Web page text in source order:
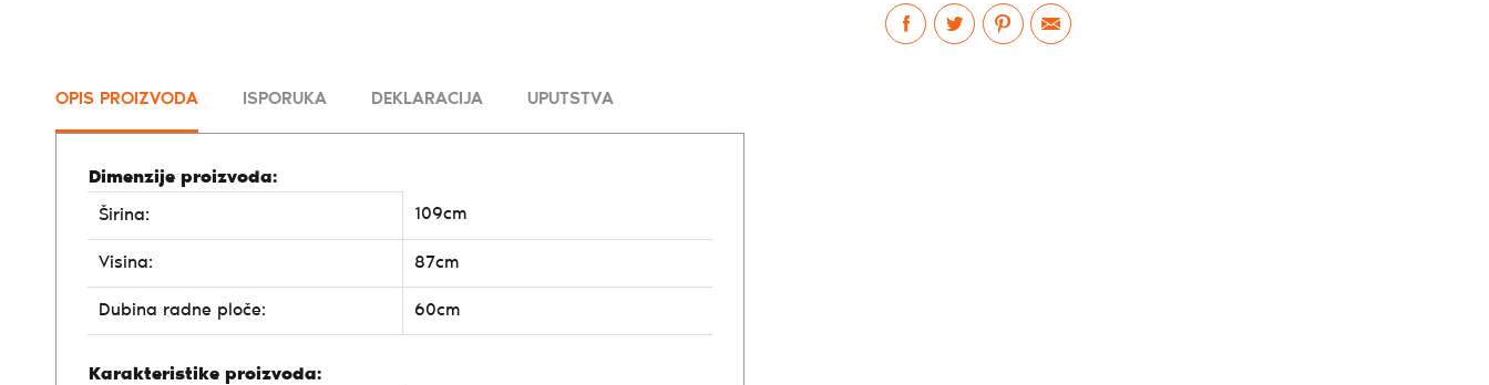
OPIS PROIZVODA ISPORUKA DEKLARACIJA UPUTSTVA
Dimenzije proizvoda:
Širina:
109cm
Visina: 87cm
Dubina radne ploče: 60cm
Karakteristike proizvoda: